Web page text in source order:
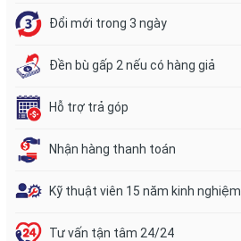
Đổi mới trong 3 ngày
Đền bù gấp 2 nếu có hàng giả
Hỗ trợ trả góp
Nhận hàng thanh toán
Kỹ thuật viên 15 năm kinh nghiệm
Tư vấn tận tâm 24/24